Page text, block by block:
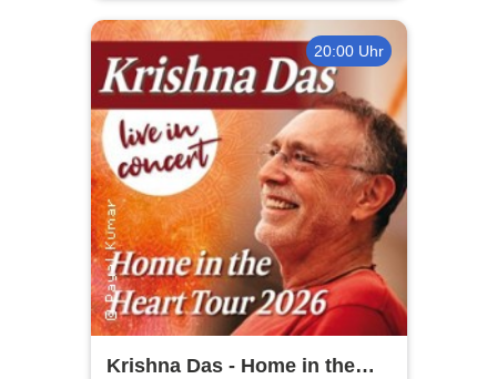
20:00 Uhr
Krishna Das - Home in the